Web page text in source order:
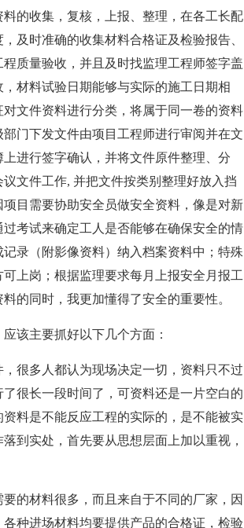
的收集，复核，上报、整理，在各工长配
及时准确的收集材料合格证及检验报告、
质量验收，并且及时找监理工程师签字盖
材料试验日期能够与实际的施工日期相
文件资料进行分类，将属于同一卷的资料
门下发文件由项目工程师进行审阅并在文
进行签字确认，并将文件原件整理、分
文件工作, 并把文件按类别整理好放入挡
目需要协助安全员做安全资料，像是对新
考试来确定工人是否能够在确保安全的情
录（附影像资料）纳入档案资料中；特殊
上岗；根据监理要求每月上报安全月报工
的同时，我更加懂得了安全的重要性。
该主要抓好以下几个方面：
很多人都认为现场决定一切，资料只不过
很长一段时间了，可资料还是一片空白的
料是不能反应工程的实际的，是不能被实
到实处，首先要从思想层面上加以重视，
的材料很多，而且来自于不同的厂家，因
种进场材料均要提供产品的合格证，检验